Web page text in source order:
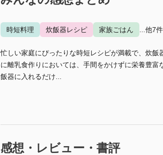
時短料理 炊飯器レシピ 家族ごはん ...他7件
忙しい家庭にぴったりな時短レシピが満載で、炊
に離乳食作りにおいては、手間をかけずに栄養豊
飯器に入れるだけ...
感想・レビュー・書評